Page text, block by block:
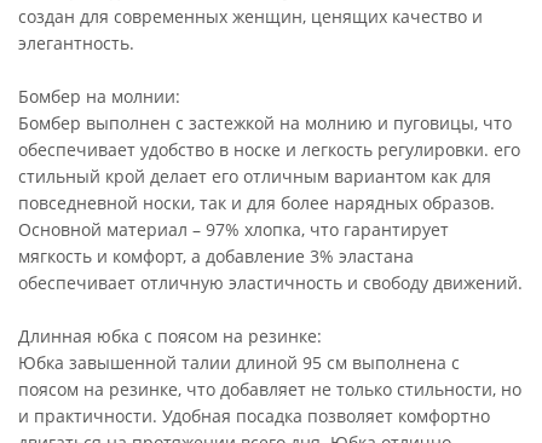
создан для современных женщин, ценящих качество и
элегантность.
Бомбер на молнии:
Бомбер выполнен с застежкой на молнию и пуговицы, что
обеспечивает удобство в носке и легкость регулировки. его
стильный крой делает его отличным вариантом как для
повседневной носки, так и для более нарядных образов.
Основной материал – 97% хлопка, что гарантирует
мягкость и комфорт, а добавление 3% эластана
обеспечивает отличную эластичность и свободу движений.
Длинная юбка с поясом на резинке:
Юбка завышенной талии длиной 95 см выполнена с
поясом на резинке, что добавляет не только стильности, но
и практичности. Удобная посадка позволяет комфортно